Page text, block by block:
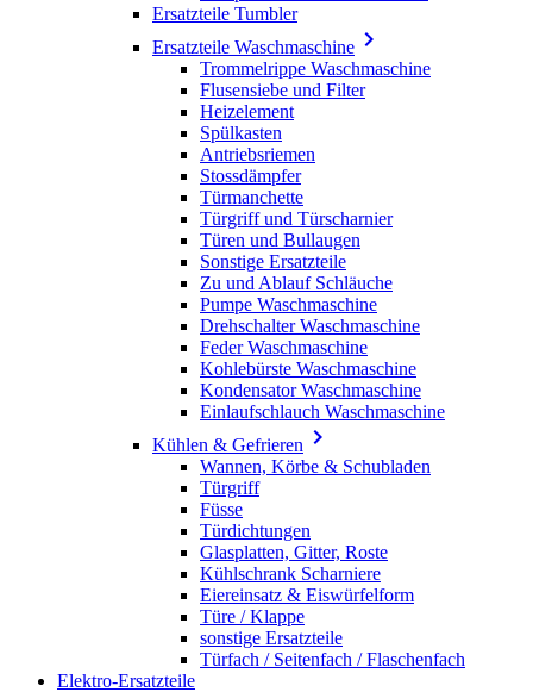
Ersatzteile Tumbler
Ersatzteile Waschmaschine 
Trommelrippe Waschmaschine
Flusensiebe und Filter
Heizelement
Spülkasten
Antriebsriemen
Stossdämpfer
Türmanchette
Türgriff und Türscharnier
Türen und Bullaugen
Sonstige Ersatzteile
Zu und Ablauf Schläuche
Pumpe Waschmaschine
Drehschalter Waschmaschine
Feder Waschmaschine
Kohlebürste Waschmaschine
Kondensator Waschmaschine
Einlaufschlauch Waschmaschine
Kühlen & Gefrieren 
Wannen, Körbe & Schubladen
Türgriff
Füsse
Türdichtungen
Glasplatten, Gitter, Roste
Kühlschrank Scharniere
Eiereinsatz & Eiswürfelform
Türe / Klappe
sonstige Ersatzteile
Türfach / Seitenfach / Flaschenfach
Elektro-Ersatzteile